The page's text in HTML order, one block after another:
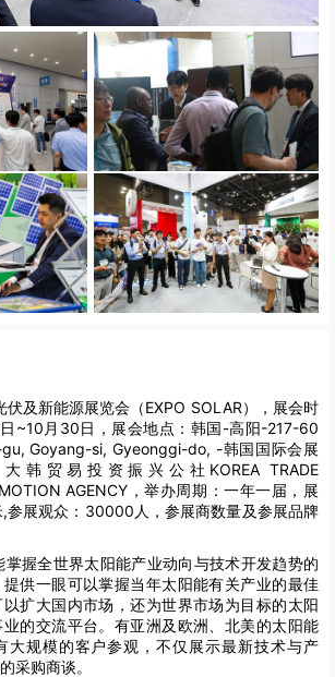
及新能源展览会（EXPO SOLAR），展会时
~10月30日，展会地点：韩国-高阳-217-60
Goyang-si, Gyeonggi-do, -韩国国际会展
韩贸易投资振兴公社KOREA TRADE
AGENCY，举办周期：一年一届，展
展观众：30000人，参展商数量及参展品牌
掌握全世界太阳能产业动向与技术开发趋势的
供一眼可以掌握当年太阳能有关产业的最佳
扩大国内市场，还为世界市场为目标的太阳
的交流平台。有亚洲及欧洲、北美的太阳能
大规模的客户参观，不仅展示最新技术与产
采购商谈。